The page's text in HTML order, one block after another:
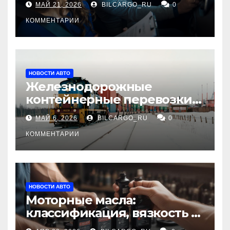
МАЙ 21, 2026 BILCARGO_RU 0
КОММЕНТАРИИ
НОВОСТИ АВТО
Железнодорожные
контейнерные перевозки
из Китая в Россию:
маршруты, сроки и
требования
МАЙ 6, 2026 BILCARGO_RU 0
КОММЕНТАРИИ
НОВОСТИ АВТО
Моторные масла:
классификация, вязкость и
рекомендации по выбору